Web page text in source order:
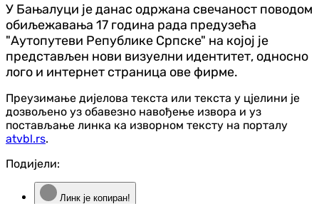
У Бањалуци је данас одржана свечаност поводом
обиљежавања 17 година рада предузећа
"Аутопутеви Републике Српске" на којој је
представљен нови визуелни идентитет, односно
лого и интернет страница ове фирме.
Преузимање дијелова текста или текста у цјелини је
дозвољено уз обавезно навођење извора и уз
постављање линка ка изворном тексту на порталу
atvbl.rs.
Подијели:
Линк је копиран!